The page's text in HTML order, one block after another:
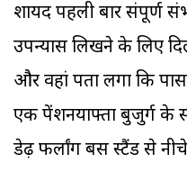
शायद पहली बार संपूर्ण
उपन्यास लिखने के लिए
और वहां पता लगा कि
एक पेंशनयाफ्ता बुजुर्ग के
डेढ़ फर्लांग बस स्टैंड से